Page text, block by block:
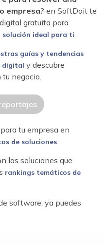
empresa? en SoftDoit te
gratuita para
solución ideal para ti.
guías y tendencias
digital y descubre
negocio.
tu empresa en
de soluciones.
las soluciones que
rankings temáticos de
software, ya puedes